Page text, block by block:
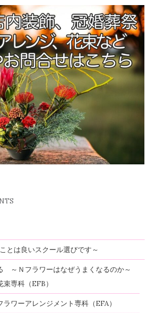
とは良いスクール選びです～
～Ｎフラワーはなぜうまくなるのか～
専科（EFB）
ワーアレンジメント専科（EFA）